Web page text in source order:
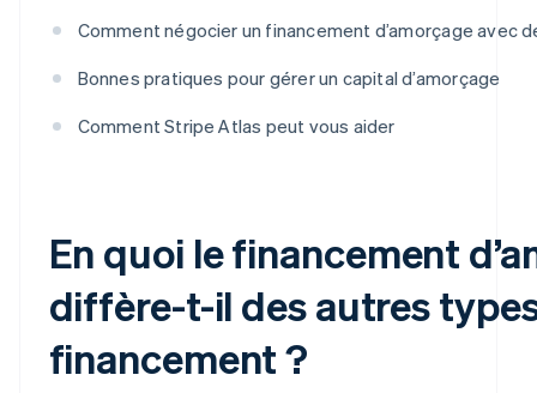
Comment négocier un financement d’amorçage avec
Bonnes pratiques pour gérer un capital d’amorçage
Comment Stripe Atlas peut vous aider
En quoi le financement
diffère-t-il des autres
financement ?